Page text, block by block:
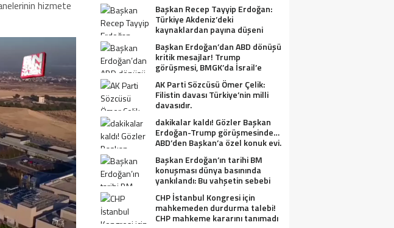
hizmete
Başkan Recep Tayyip Erdoğan:
Türkiye Akdeniz’deki
kaynaklardan payına düşeni
Başkan Erdoğan’dan ABD dönüşü
kritik mesajlar! Trump
görüşmesi, BMGK’da İsrail’e
tepkiler, Gazze ve Filistin
meselesi….
AK Parti Sözcüsü Ömer Çelik:
Filistin davası Türkiye’nin milli
davasıdır.
dakikalar kaldı! Gözler Başkan
Erdoğan-Trump görüşmesinde…
ABD’den Başkan’a özel konuk evi.
Başkan Erdoğan’ın tarihi BM
konuşması dünya basınında
yankılandı: Bu vahşetin sebebi
olabilir mi?
CHP İstanbul Kongresi için
mahkemeden durdurma talebi!
CHP mahkeme kararını tanımadı